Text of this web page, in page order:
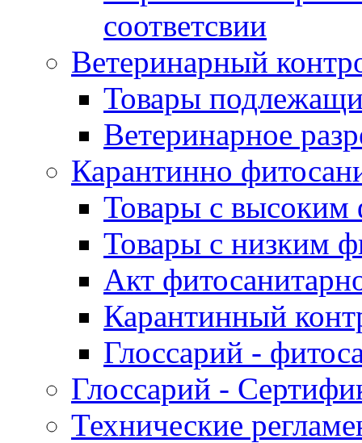
соответсвии
Ветеринарный
Товары
Ветеринарное
Карантинно
Товары с высоким
Товары с низким
Акт
Карантинный
Глоссарий -
Глоссарий -
Технические